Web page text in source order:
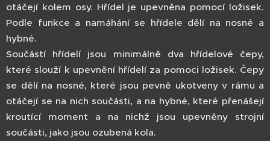
otáčejí kolem osy. Hřídel je upevněna pomocí ložisek.
Podle funkce a namáhání se hřídele dělí na nosné a
hybné.
Součástí hřídelí jsou minimálně dva hřídelové čepy,
které slouží k upevnění hřídelí za pomoci ložisek. Čepy
se dělí na nosné, které jsou pevně ukotveny v rámu a
otáčejí se na nich součásti, a na hybné, které přenášejí
kroutící moment a na nichž jsou upevněny strojní
součásti, jako jsou ozubená kola.